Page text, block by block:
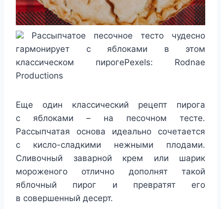
Рассыпчатое песочное тесто чудесно
гармонирует с яблоками в этом
классическом пирогеPexels: Rodnae
Productions
Еще один классический рецепт пирога
с яблоками – на песочном тесте.
Рассыпчатая основа идеально сочетается
с кисло-сладкими нежными плодами.
Сливочный заварной крем или шарик
мороженого отлично дополнят такой
яблочный пирог и превратят его
в совершенный десерт.